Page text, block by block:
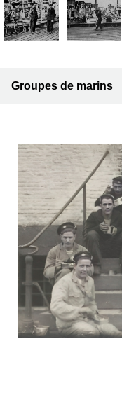
Groupes de marins